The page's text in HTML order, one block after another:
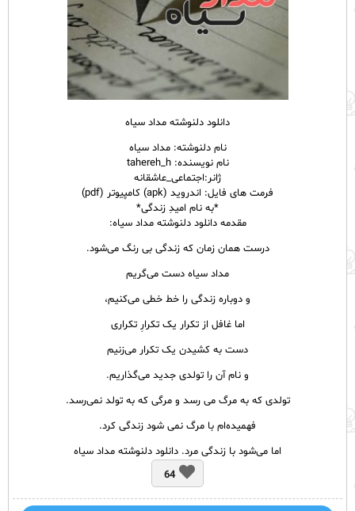
دانلود دلنوشته مداد سیاه
نامدلنوشته: مداد سیاه
نام نویسنده: tahereh_h
ژانر:اجتماعی_عاشقانه
فرمت های فایل: اندروید (apk) کامپیوتر (pdf)
*به نام امیدِ زندگی*
مقدمه دانلود دلنوشته مداد سیاه:
درست همان زمان که زندگی بی رنگ می‌شود.
مداد سیاه دست می‌گریم
و دوباره زندگی را خط خطی می‌کنیم،
اما غافل از تکرار یک تکرارِ تکراری
دست به کشیدن یک تکرار می‌زنیم
و نام آن را تولدی جدید می‌گذاریم.
تولدی که به مرگ می رسد و مرگی که به تولد نمی‌رسد.
فهمیده‌ام با مرگ نمی شود زندگی کرد.
اما می‌شود با زندگی مرد. دانلود دلنوشته مداد سیاه
64